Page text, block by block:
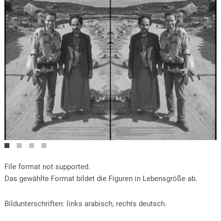
Ausstellungssituation: MAXIKunst Nürnberg
Ausstellungssituation: MAXIKunst Nürnberg
Ausstellungssituation: MAXIKunst Nürnberg
File format not supported.
Das gewählte Format bildet die Figuren in Lebensgröße ab.
Bildunterschriften: links arabisch, rechts deutsch.